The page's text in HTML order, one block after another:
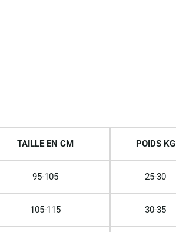
TAILLE EN CM POIDS KG
95-105 25-30
105-115 30-35